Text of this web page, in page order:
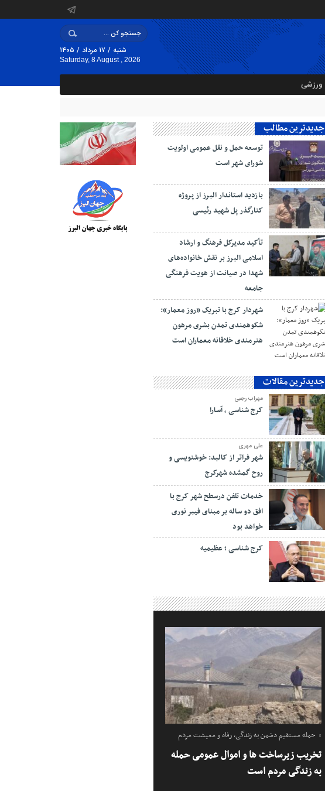
شنبه / ۱۷ مرداد / ۱۴۰۵
Saturday, 8 August , 2026
ورزشی
جدیدترین مطالب
توسعه حمل و نقل عمومی اولویت
شورای شهر است
بازدید استاندار البرز از پروژه
کنارگذر پل شهید رئیسی
تأکید مدیرکل فرهنگ و ارشاد
اسلامی البرز بر نقش خانواده‌های
شهدا در صیانت از هویت فرهنگی
جامعه
شهردار کرج با تبریک «روز معمار»:
شکوهمندی تمدن بشری مرهون
هنرمندی خلاقانه معماران است
جدیدترین مقالات
مهراب رجبی
کرج شناسی ، آسارا
علی مهری
شهر فراتر از کالبد: خوشنویسی و
روح گمشده شهرکرج
خدمات تلفن درسطح شهر کرج با
افق دو ساله بر مبنای فیبر نوری
خواهد بود
کرج شناسی ؛ عظیمیه
حمله مستقیم دشمن به زندگی، رفاه و معیشت مردم
تخریب زیرساخت ها و اموال عمومی حمله
به زندگی مردم است